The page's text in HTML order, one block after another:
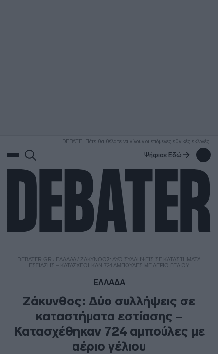
DEBATE: Πότε θα θέλατε να γίνουν οι επόμενες εθνικές εκλογές;
Ψήφισε Εδώ
DEBATER.GR / ΕΛΛΑΔΑ/ ΖΆΚΥΝΘΟΣ: ΔΎΟ ΣΥΛΛΉΨΕΙΣ ΣΕ ΚΑΤΑΣΤΉΜΑΤΑ
ΕΣΤΊΑΣΗΣ – ΚΑΤΑΣΧΈΘΗΚΑΝ 724 ΑΜΠΟΎΛΕΣ ΜΕ ΑΈΡΙΟ ΓΈΛΙΟΥ
ΕΛΛΑΔΑ
Ζάκυνθος: Δύο συλλήψεις σε
καταστήματα εστίασης –
Κατασχέθηκαν 724 αμπούλες με
αέριο γέλιου